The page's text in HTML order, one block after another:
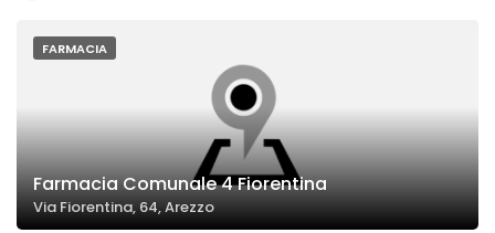
FARMACIA
Farmacia Comunale 4 Fiorentina
Via Fiorentina, 64, Arezzo